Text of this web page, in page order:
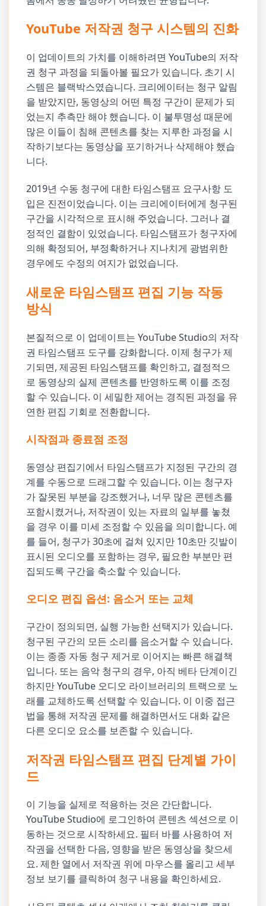
YouTube 저작권 청구 시스템의 진화
이 업데이트의 가치를 이해하려면 YouTube의 저작
권 청구 과정을 되돌아볼 필요가 있습니다. 초기 시
스템은 블랙박스였습니다. 크리에이터는 청구 알림
을 받았지만, 동영상의 어떤 특정 구간이 문제가 되
었는지 추측만 해야 했습니다. 이 불투명성 때문에
많은 이들이 침해 콘텐츠를 찾는 지루한 과정을 시
작하기보다는 동영상을 포기하거나 삭제해야 했습
니다.
2019년 수동 청구에 대한 타임스탬프 요구사항 도
입은 진전이었습니다. 이는 크리에이터에게 청구된
구간을 시각적으로 표시해 주었습니다. 그러나 결
정적인 결함이 있었습니다. 타임스탬프가 청구자에
의해 확정되어, 부정확하거나 지나치게 광범위한
경우에도 수정의 여지가 없었습니다.
새로운 타임스탬프 편집 기능 작동
방식
본질적으로 이 업데이트는 YouTube Studio의 저작
권 타임스탬프 도구를 강화합니다. 이제 청구가 제
기되면, 제공된 타임스탬프를 확인하고, 결정적으
로 동영상의 실제 콘텐츠를 반영하도록 이를 조정
할 수 있습니다. 이 세밀한 제어는 경직된 과정을 유
연한 편집 기회로 전환합니다.
시작점과 종료점 조정
동영상 편집기에서 타임스탬프가 지정된 구간의 경
계를 수동으로 드래그할 수 있습니다. 이는 청구자
가 잘못된 부분을 강조했거나, 너무 많은 콘텐츠를
포함시켰거나, 저작권이 있는 자료의 일부를 놓쳤
을 경우 이를 미세 조정할 수 있음을 의미합니다. 예
를 들어, 청구가 30초에 걸쳐 있지만 10초만 깃발이
표시된 오디오를 포함하는 경우, 필요한 부분만 편
집되도록 구간을 축소할 수 있습니다.
오디오 편집 옵션: 음소거 또는 교체
구간이 정의되면, 실행 가능한 선택지가 있습니다.
청구된 구간의 모든 소리를 음소거할 수 있습니다.
이는 종종 자동 청구 제거로 이어지는 빠른 해결책
입니다. 또는 음악 청구의 경우, 아직 베타 단계이긴
하지만 YouTube 오디오 라이브러리의 트랙으로 노
래를 교체하도록 선택할 수 있습니다. 이 이중 접근
법을 통해 저작권 문제를 해결하면서도 대화 같은
다른 오디오 요소를 보존할 수 있습니다.
저작권 타임스탬프 편집 단계별 가이
드
이 기능을 실제로 적용하는 것은 간단합니다.
YouTube Studio에 로그인하여 콘텐츠 섹션으로 이
동하는 것으로 시작하세요. 필터 바를 사용하여 저
작권을 선택한 다음, 영향을 받은 동영상을 찾으세
요. 제한 열에서 저작권 위에 마우스를 올리고 세부
정보 보기를 클릭하여 청구 내용을 확인하세요.